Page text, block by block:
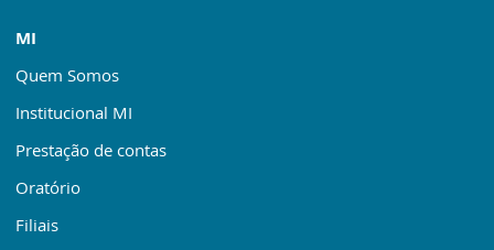
MI
Quem Somos
Institucional MI
Prestação de contas
Oratório
Filiais